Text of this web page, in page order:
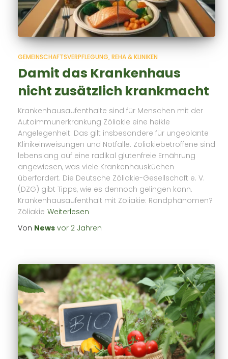
GEMEINSCHAFTSVERPFLEGUNG REHA & KLINIKEN
Damit das Krankenhaus
nicht zusätzlich krankmacht
Krankenhausaufenthalte sind für Menschen mit der
Autoimmunerkrankung Zöliakie eine heikle
Angelegenheit. Das gilt insbesondere für ungeplante
Klinikeinweisungen und Notfälle. Zöliakiebetroffene sind
lebenslang auf eine radikal glutenfreie Ernährung
angewiesen, was viele Krankenhausküchen
überfordert. Die Deutsche Zöliakie-Gesellschaft e. V.
(DZG) gibt Tipps, wie es dennoch gelingen kann.
Krankenhausaufenthalt mit Zöliakie: Randphänomen?
Zöliakie Weiterlesen
Von News vor 2 Jahren